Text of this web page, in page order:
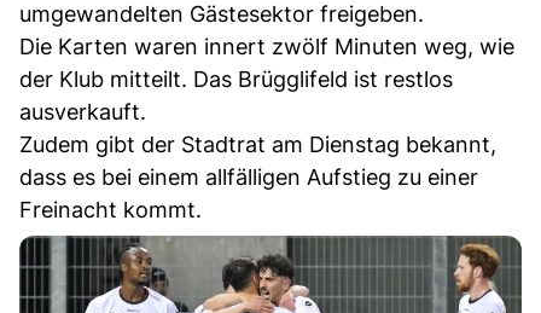
umgewandelten Gästesektor freigeben.
Die Karten waren innert zwölf Minuten weg, wie
der Klub mitteilt. Das Brügglifeld ist restlos
ausverkauft.
Zudem gibt der Stadtrat am Dienstag bekannt,
dass es bei einem allfälligen Aufstieg zu einer
Freinacht kommt.